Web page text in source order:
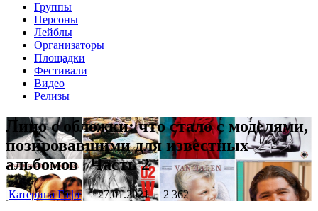
Группы
Персоны
Лейблы
Организаторы
Площадки
Фестивали
Видео
Релизы
Лицо с обложки: что стало с моделями,
позировавшими для известных
альбомов | Часть 2
Катерина Гафт 27.01.2021
2 362